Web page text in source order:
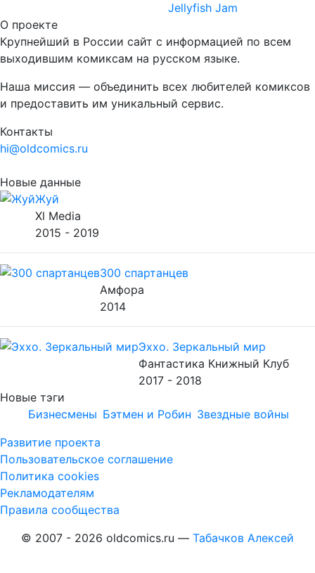
Jellyfish Jam
О проекте
Крупнейший в России сайт с информацией по всем
выходившим комиксам на русском языке.
Наша миссия — объединить всех любителей комиксов
и предоставить им уникальный сервис.
Контакты
hi@oldcomics.ru
Новые данные
Жуй
Xl Media
2015 - 2019
300 спартанцев
Амфора
2014
Эххо. Зеркальный мир
Фантастика Книжный Клуб
2017 - 2018
Новые тэги
Бизнесмены Бэтмен и Робин Звездные войны
Развитие проекта
Пользовательское соглашение
Политика cookies
Рекламодателям
Правила сообщества
© 2007 - 2026 oldcomics.ru — Табачков Алексей